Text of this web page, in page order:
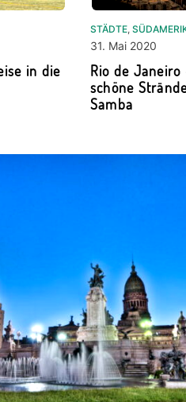
in die
STÄDTE,
31. Mai 2020
Rio de
schöne
Samba